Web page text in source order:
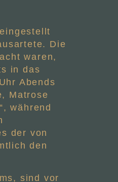
Die
waren,
in das
Abends
Matrose
während
der von
den
sind vor